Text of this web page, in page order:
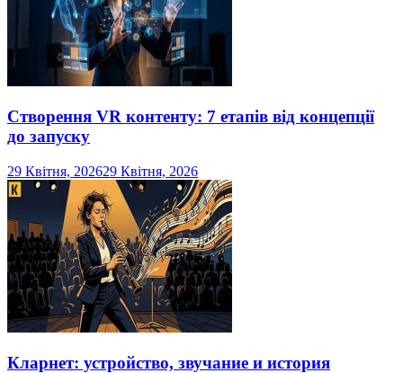
Створення VR контенту: 7 етапів від концепції
до запуску
29 Квітня, 202629 Квітня, 2026
Кларнет: устройство, звучание и история